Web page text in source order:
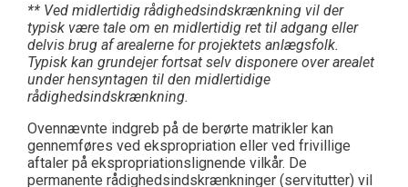
** Ved midlertidig rådighedsindskrænkning vil der
typisk være tale om en midlertidig ret til adgang eller
delvis brug afarealerne for projektets anlægsfolk.
Typisk kan grundejer fortsat selv disponere over arealet
under hensyntagen til den midlertidige
rådighedsindskrænkning.
Ovennævnte indgreb på de berørte matrikler kan
gennemføres ved ekspropriation eller ved frivillige
aftaler på ekspropriationslignende vilkår. De
permanente rådighedsindskrænkninger (servitutter) vil